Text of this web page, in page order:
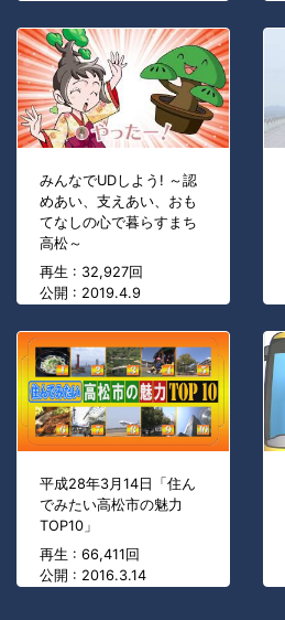
みんなでUDしよう! ～認
めあい、支えあい、おも
てなしの心で暮らすまち
高松～
再生 : 32,927回
公開 : 2019.4.9
平成28年3月14日「住ん
でみたい高松市の魅力
TOP10」
再生 : 66,411回
公開 : 2016.3.14